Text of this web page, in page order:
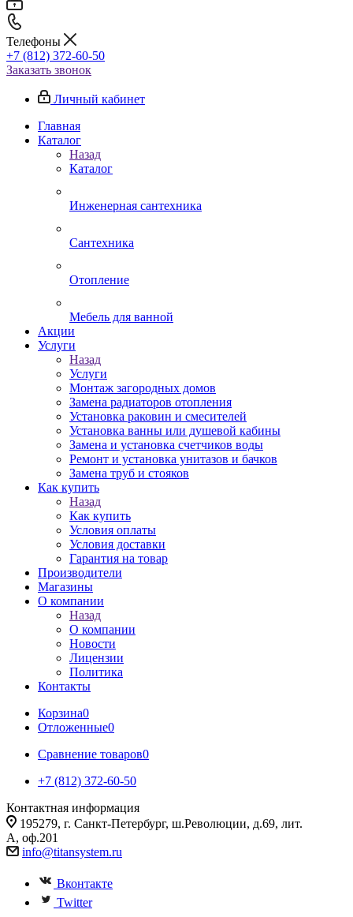
Телефоны
+7 (812) 372-60-50
Заказать звонок
Личный кабинет
Главная
Каталог
Назад
Каталог
Инженерная сантехника
Сантехника
Отопление
Мебель для ванной
Акции
Услуги
Назад
Услуги
Монтаж загородных домов
Замена радиаторов отопления
Установка раковин и смесителей
Установка ванны или душевой кабины
Замена и установка счетчиков воды
Ремонт и установка унитазов и бачков
Замена труб и стояков
Как купить
Назад
Как купить
Условия оплаты
Условия доставки
Гарантия на товар
Производители
Магазины
О компании
Назад
О компании
Новости
Лицензии
Политика
Контакты
Корзина0
Отложенные0
Сравнение товаров0
+7 (812) 372-60-50
Контактная информация
195279, г. Санкт-Петербург, ш.Революции, д.69, лит.
А, оф.201
info@titansystem.ru
Вконтакте
Twitter